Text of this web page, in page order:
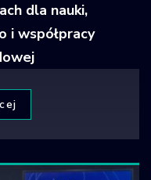
dla nauki,
i współpracy